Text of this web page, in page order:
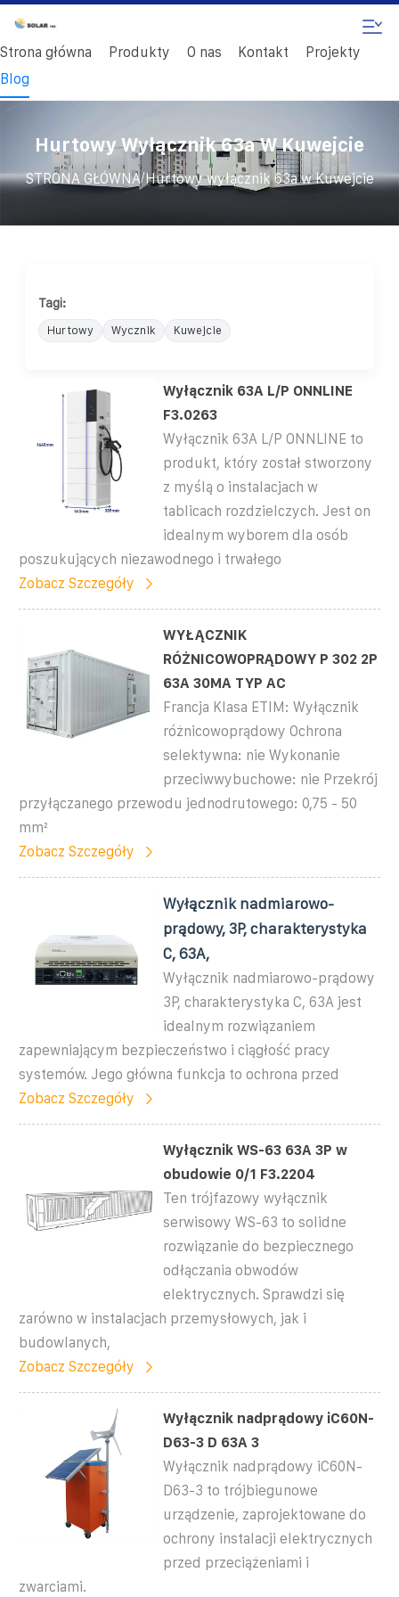
Strona główna Produkty O nas Kontakt
Projekty
Blog
Hurtowy Wyłącznik 63a W Kuwejcie
STRONA GŁÓWNA/ Hurtowy wyłącznik 63a w Kuwejcie
Tagi:
Hurtowy Wycznik Kuwejcie
Wyłącznik 63A L/P ONNLINE
F3.0263
Wyłącznik 63A L/P ONNLINE to
produkt, który został stworzony
z myślą o instalacjach w
tablicach rozdzielczych. Jest on
idealnym wyborem dla osób
poszukujących niezawodnego i trwałego
Zobacz Szczegóły
WYŁĄCZNIK
RÓŻNICOWOPRĄDOWY P 302 2P
63A 30MA TYP AC
Francja Klasa ETIM: Wyłącznik
różnicowoprądowy Ochrona
selektywna: nie Wykonanie
przeciwwybuchowe: nie Przekrój
przyłączanego przewodu jednodrutowego: 0,75 - 50
mm²
Zobacz Szczegóły
Wyłącznik nadmiarowo-
prądowy, 3P, charakterystyka
C, 63A,
Wyłącznik nadmiarowo-prądowy
3P, charakterystyka C, 63A jest
idealnym rozwiązaniem
zapewniającym bezpieczeństwo i ciągłość pracy
systemów. Jego główna funkcja to ochrona przed
Zobacz Szczegóły
Wyłącznik WS-63 63A 3P w
obudowie 0/1 F3.2204
Ten trójfazowy wyłącznik
serwisowy WS-63 to solidne
rozwiązanie do bezpiecznego
odłączania obwodów
elektrycznych. Sprawdzi się
zarówno w instalacjach przemysłowych, jak i
budowlanych,
Zobacz Szczegóły
Wyłącznik nadprądowy iC60N-
D63-3 D 63A 3
Wyłącznik nadprądowy iC60N-
D63-3 to trójbiegunowe
urządzenie, zaprojektowane do
ochrony instalacji elektrycznych
przed przeciążeniami i
zwarciami.